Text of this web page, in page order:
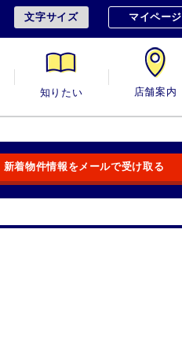
文字サイズ マイページ
知りたい 店舗案内
新着物件情報をメールで受け取る